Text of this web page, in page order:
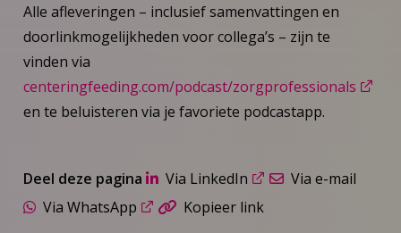
Alle afleveringen – inclusief samenvattingen en
doorlinkmogelijkheden voor collega’s – zijn te
vinden via
centeringfeeding.com/podcast/zorgprofessionals
en te beluisteren via je favoriete podcastapp.
Deel deze pagina Via LinkedIn
Via e-mail
Via WhatsApp
Kopieer link